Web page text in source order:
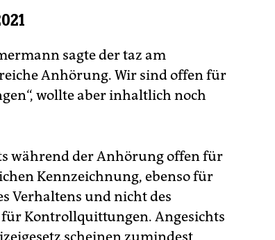
sagte der taz am
Anhörung. Wir sind offen für
wollte aber inhaltlich noch
während der Anhörung offen für
Kennzeichnung, ebenso für
Verhaltens und nicht des
Kontrollquittungen. Angesichts
scheinen zumindest